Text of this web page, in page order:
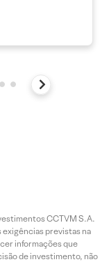
CCTVM S.A.
exigências previstas na
informações que
de investimento, não